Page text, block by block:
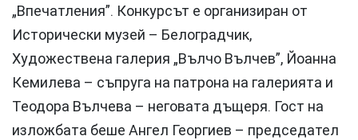
„Впечатления”. Конкурсът е организиран от
Исторически музей – Белоградчик,
Художествена галерия „Вълчо Вълчев”, Йоанна
Кемилева – съпруга на патрона на галерията и
Теодора Вълчева – неговата дъщеря. Гост на
изложбата беше Ангел Георгиев – председател